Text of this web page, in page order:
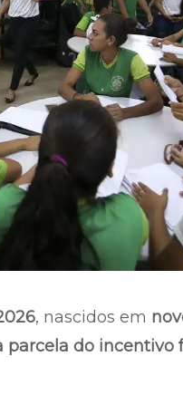
, nascidos em
parcela do incentivo